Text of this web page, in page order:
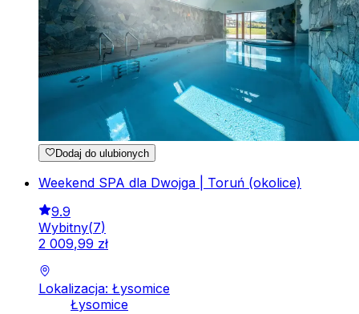
Dodaj do ulubionych
Weekend SPA dla Dwojga | Toruń (okolice)
9.9
Wybitny(7)
2 009,99 zł
Lokalizacja: Łysomice
Łysomice